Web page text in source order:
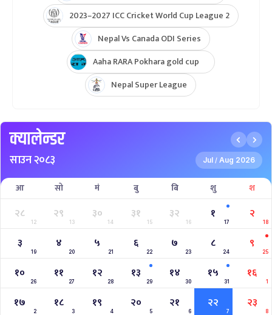
2023–2027 ICC Cricket World Cup League 2
Nepal Vs Canada ODI Series
Aaha RARA Pokhara gold cup
Nepal Super League
क्यालेन्डर
साउन २०८३ Jul / Aug 2026
आ सो मं बु बि शु श
२८
12
२९
13
३०
14
३१
15
३२
16
१
17
२
18
३
19
४
20
५
21
६
22
७
23
८
24
९
25
१०
26
११
27
१२
28
१३
29
१४
30
१५
31
१६
1
१७
2
१८
3
१९
4
२०
5
२१
6
२२
7
२३
8